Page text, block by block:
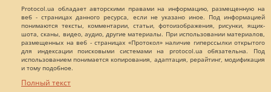
Protocol.ua обладает авторскими правами на информацию, размещенную на
веб - страницах данного ресурса, если не указано иное. Под информацией
понимаются тексты, комментарии, статьи, фотоизображения, рисунки, ящик-
шота, сканы, видео, аудио, другие материалы. При использовании материалов,
размещенных на веб - страницах «Протокол» наличие гиперссылки открытого
для индексации поисковыми системами на protocol.ua обязательна. Под
использованием понимается копирования, адаптация, рерайтинг, модификация
и тому подобное.
Полный текст